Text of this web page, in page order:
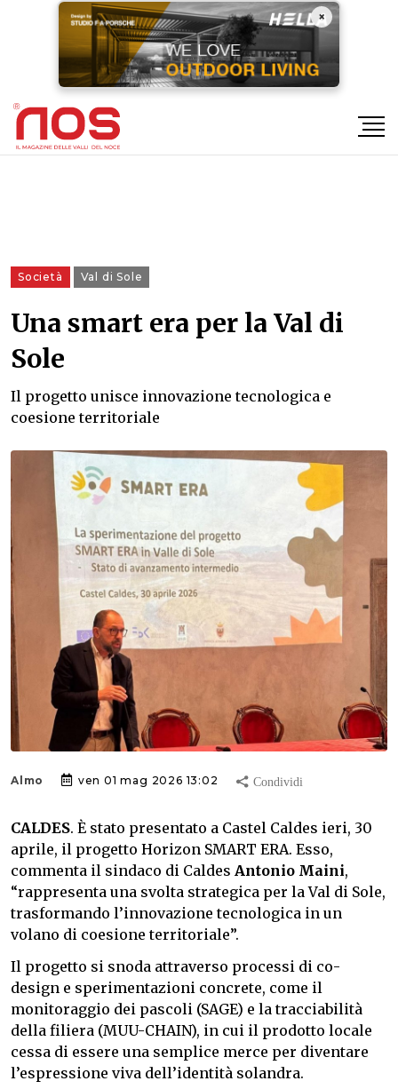
×
Società Val di Sole
Una smart era per la Val di
Sole
Il progetto unisce innovazione tecnologica e
coesione territoriale
Almo ven 01 mag 2026 13:02
CALDES. È stato presentato a Castel Caldes ieri, 30
aprile, il progetto Horizon SMART ERA. Esso,
commenta il sindaco di Caldes Antonio Maini,
“rappresenta una svolta strategica per la Val di Sole,
trasformando l’innovazione tecnologica in un
volano di coesione territoriale”.
Il progetto si snoda attraverso processi di co-
design e sperimentazioni concrete, come il
monitoraggio dei pascoli (SAGE) e la tracciabilità
della filiera (MUU-CHAIN), in cui il prodotto locale
cessa di essere una semplice merce per diventare
l’espressione viva dell’identità solandra.